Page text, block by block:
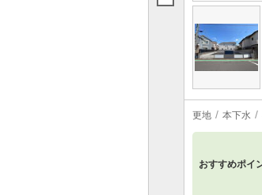
更地 本下水
おすすめポイ